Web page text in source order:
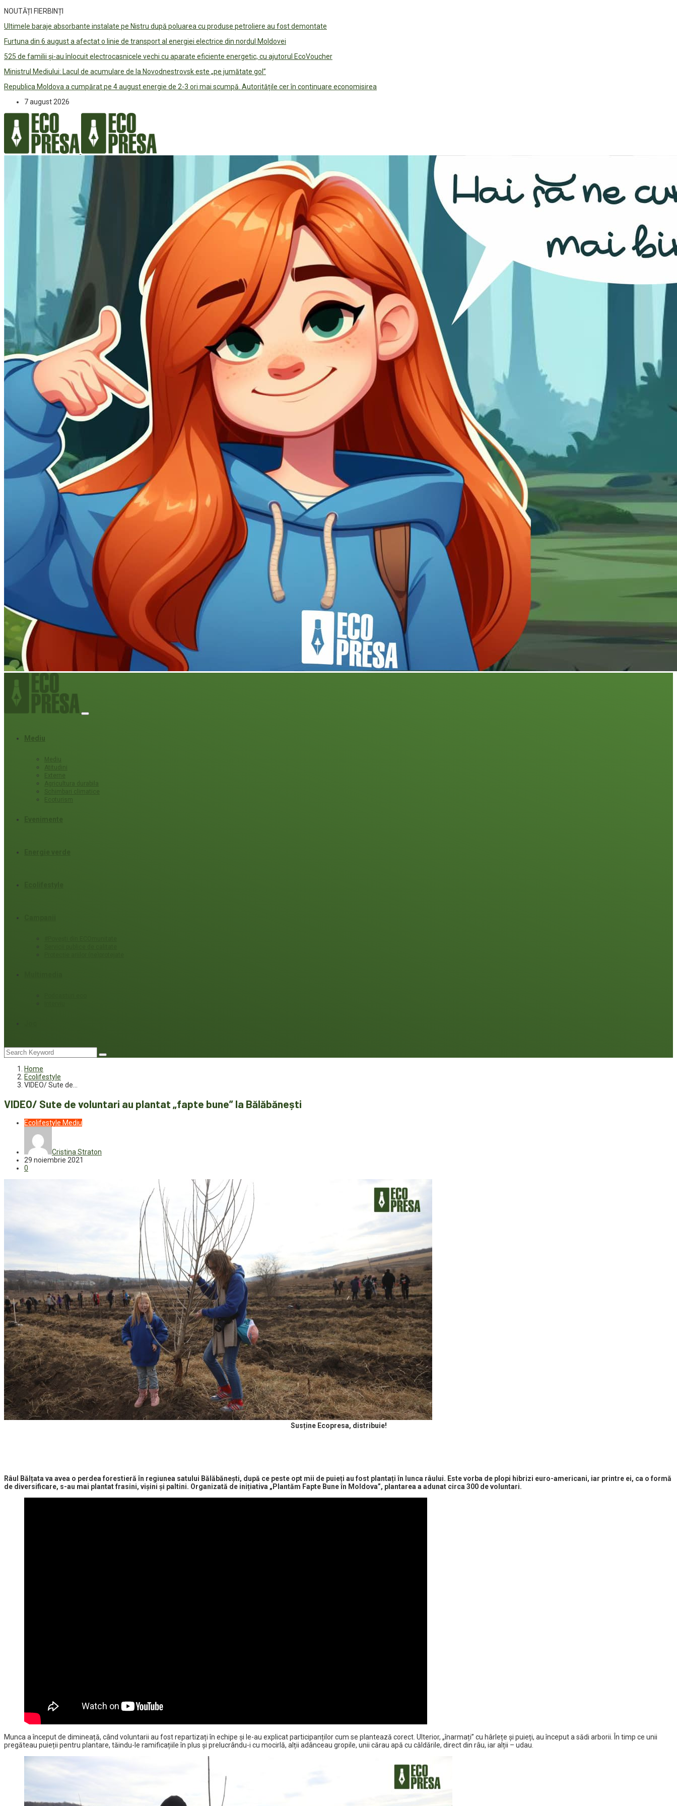
NOUTĂȚI FIERBINȚI
Ultimele baraje absorbante instalate pe Nistru după poluarea cu produse petroliere au fost demontate
Furtuna din 6 august a afectat o linie de transport al energiei electrice din nordul Moldovei
525 de familii și-au înlocuit electrocasnicele vechi cu aparate eficiente energetic, cu ajutorul EcoVoucher
Ministrul Mediului: Lacul de acumulare de la Novodnestrovsk este „pe jumătate gol”
Republica Moldova a cumpărat pe 4 august energie de 2-3 ori mai scumpă. Autoritățile cer în continuare economisirea
7 august 2026
Mediu
Mediu
Atitudini
Externe
Agricultura durabila
Schimbari climatice
Ecoturism
Home
Ecolifestyle
VIDEO/ Sute de…
VIDEO/ Sute de voluntari au plantat „fapte bune” la Bălăbănești
Ecolifestyle Mediu
Cristina Straton
29 noiembrie 2021
0
Susține Ecopresa, distribuie!
Râul Bălțata va avea o perdea forestieră în regiunea satului Bălăbănești, după ce peste opt mii de puieți au fost plantați în lunca râului. Este vorba de plopi hibrizi euro-americani, iar printre ei, ca o formă
de diversificare, s-au mai plantat frasini, vișini și paltini. Organizată de inițiativa „Plantăm Fapte Bune în Moldova”, plantarea a adunat circa 300 de voluntari.
Munca a început de dimineață, când voluntarii au fost repartizați în echipe și le-au explicat participanților cum se plantează corect. Ulterior, „înarmați” cu hârlețe și puieți, au început a sădi arborii. În timp ce unii
pregăteau puieții pentru plantare, tăindu-le ramificațiile în plus și prelucrându-i cu mocirlă, alții adânceau gropile, unii cărau apă cu căldările, direct din râu, iar alții – udau.